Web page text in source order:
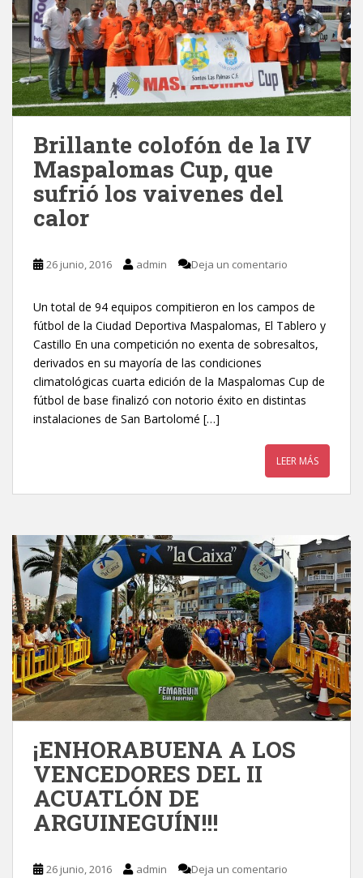
Brillante colofón de la IV
Maspalomas Cup, que
sufrió los vaivenes del
calor
26 junio, 2016 admin Deja un comentario
Un total de 94 equipos compitieron en los campos de
fútbol de la Ciudad Deportiva Maspalomas, El Tablero y
Castillo En una competición no exenta de sobresaltos,
derivados en su mayoría de las condiciones
climatológicas cuarta edición de la Maspalomas Cup de
fútbol de base finalizó con notorio éxito en distintas
instalaciones de San Bartolomé […]
LEER MÁS
¡ENHORABUENA A LOS
VENCEDORES DEL II
ACUATLÓN DE
ARGUINEGUÍN!!!
26 junio, 2016 admin Deja un comentario